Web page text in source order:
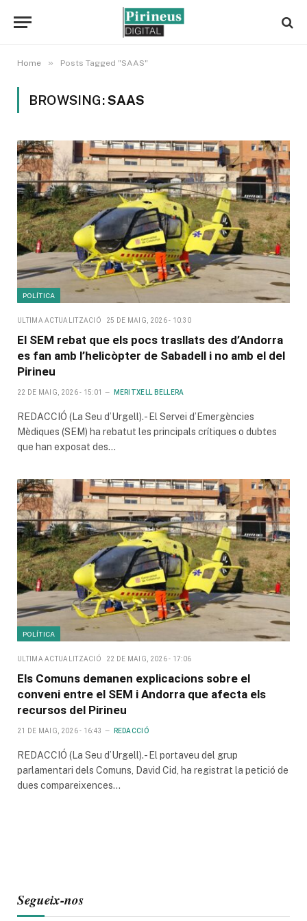
Home » Posts Tagged "SAAS"
BROWSING:SAAS
POLÍTICA
ULTIMA ACTUALITZACIÓ 25 DE MAIG, 2026 - 10:30
El SEM rebat que els pocs trasllats des d’Andorra
es fan amb l’helicòpter de Sabadell i no amb el del
Pirineu
22 DE MAIG, 2026 - 15:01 MERITXELL BELLERA
REDACCIÓ (La Seu d’Urgell).- El Servei d’Emergències
Mèdiques (SEM) ha rebatut les principals crítiques o dubtes
que han exposat des…
POLÍTICA
ULTIMA ACTUALITZACIÓ 22 DE MAIG, 2026 - 17:06
Els Comuns demanen explicacions sobre el
conveni entre el SEM i Andorra que afecta els
recursos del Pirineu
21 DE MAIG, 2026 - 16:43 REDACCIÓ
REDACCIÓ (La Seu d’Urgell).- El portaveu del grup
parlamentari dels Comuns, David Cid, ha registrat la petició de
dues compareixences…
Segueix-nos